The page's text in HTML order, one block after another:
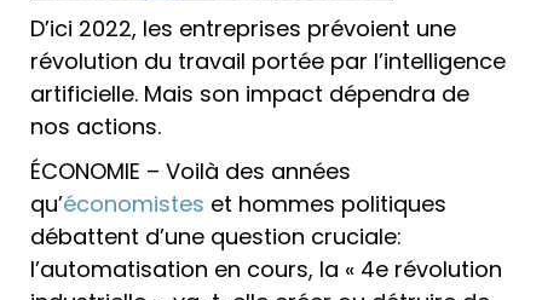
D’ici 2022, les entreprises prévoient une
révolution du travail portée par l’intelligence
artificielle. Mais son impact dépendra de
nos actions.
ÉCONOMIE – Voilà des années
qu’économistes et hommes politiques
débattent d’une question cruciale:
l’automatisation en cours, la « 4e révolution